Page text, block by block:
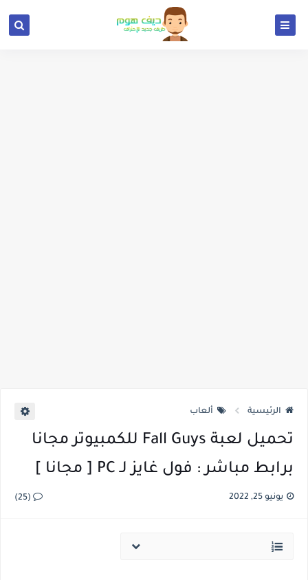
الرئيسية ألعاب
تحميل لعبة Fall Guys للكمبيوتر مجانا
برابط مباشر : فول غايز لـ PC [ مجانا ]
يونيو 25, 2022 (25)